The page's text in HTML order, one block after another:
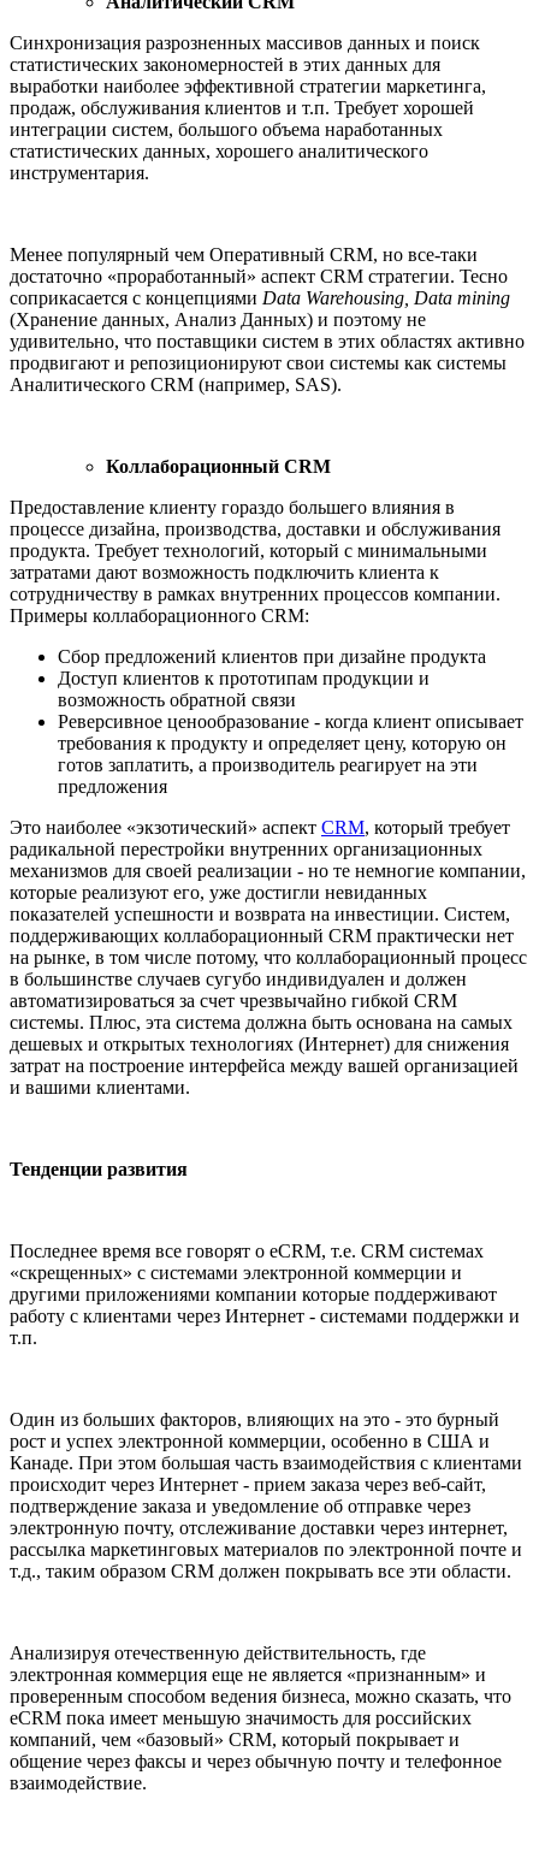
Синхронизация разрозненных массивов данных и поиск
статистических закономерностей в этих данных для
выработки наиболее эффективной стратегии маркетинга,
продаж, обслуживания клиентов и т.п. Требует хорошей
интеграции систем, большого объема наработанных
статистических данных, хорошего аналитического
инструментария.
Менее популярный чем Оперативный CRM, но все-таки
достаточно «проработанный» аспект CRM стратегии. Тесно
соприкасается с концепциями Data Warehousing, Data mining
(Хранение данных, Анализ Данных) и поэтому не
удивительно, что поставщики систем в этих областях активно
продвигают и репозиционируют свои системы как системы
Аналитического CRM (например, SAS).
Коллаборационный CRM
Предоставление клиенту гораздо большего влияния в
процессе дизайна, производства, доставки и обслуживания
продукта. Требует технологий, который с минимальными
затратами дают возможность подключить клиента к
сотрудничеству в рамках внутренних процессов компании.
Примеры коллаборационного CRM:
Сбор предложений клиентов при дизайне продукта
Доступ клиентов к прототипам продукции и
возможность обратной связи
Реверсивное ценообразование - когда клиент описывает
требования к продукту и определяет цену, которую он
готов заплатить, а производитель реагирует на эти
предложения
Это наиболее «экзотический» аспект CRM, который требует
радикальной перестройки внутренних организационных
механизмов для своей реализации - но те немногие компании,
которые реализуют его, уже достигли невиданных
показателей успешности и возврата на инвестиции. Систем,
поддерживающих коллаборационный CRM практически нет
на рынке, в том числе потому, что коллаборационный процесс
в большинстве случаев сугубо индивидуален и должен
автоматизироваться за счет чрезвычайно гибкой CRM
системы. Плюс, эта система должна быть основана на самых
дешевых и открытых технологиях (Интернет) для снижения
затрат на построение интерфейса между вашей организацией
и вашими клиентами.
Тенденции развития
Последнее время все говорят о eCRM, т.е. CRM системах
«скрещенных» с системами электронной коммерции и
другими приложениями компании которые поддерживают
работу с клиентами через Интернет - системами поддержки и
т.п.
Один из больших факторов, влияющих на это - это бурный
рост и успех электронной коммерции, особенно в США и
Канаде. При этом большая часть взаимодействия с клиентами
происходит через Интернет - прием заказа через веб-сайт,
подтверждение заказа и уведомление об отправке через
электронную почту, отслеживание доставки через интернет,
рассылка маркетинговых материалов по электронной почте и
т.д., таким образом СRM должен покрывать все эти области.
Анализируя отечественную действительность, где
электронная коммерция еще не является «признанным» и
проверенным способом ведения бизнеса, можно сказать, что
eCRM пока имеет меньшую значимость для российских
компаний, чем «базовый» СRM, который покрывает и
общение через факсы и через обычную почту и телефонное
взаимодействие.